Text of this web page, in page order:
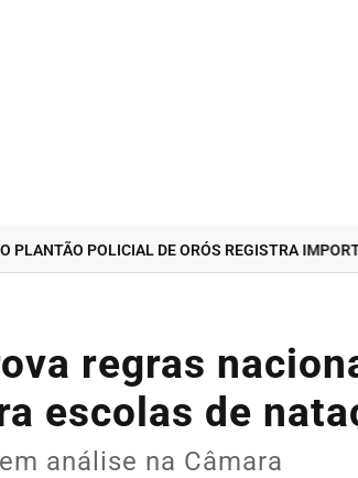
POLICIAL DE ORÓS REGISTRA
regras
escolas de
análise na Câmara